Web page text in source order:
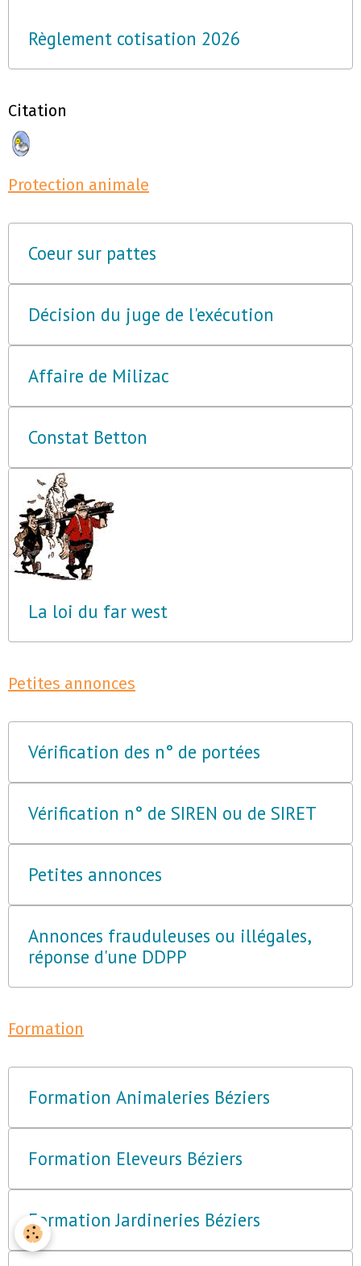
Règlement cotisation 2026
Citation
Protection animale
Coeur sur pattes
Décision du juge de l'exécution
Affaire de Milizac
Constat Betton
La loi du far west
Petites annonces
Vérification des n° de portées
Vérification n° de SIREN ou de SIRET
Petites annonces
Annonces frauduleuses ou illégales,
réponse d'une DDPP
Formation
Formation Animaleries Béziers
Formation Eleveurs Béziers
Formation Jardineries Béziers